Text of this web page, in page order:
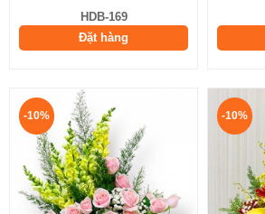
HDB-169
Đặt hàng
-10% -10%